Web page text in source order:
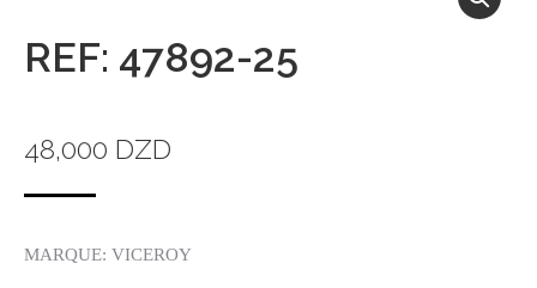
REF: 47892-25
48,000 DZD
MARQUE: VICEROY